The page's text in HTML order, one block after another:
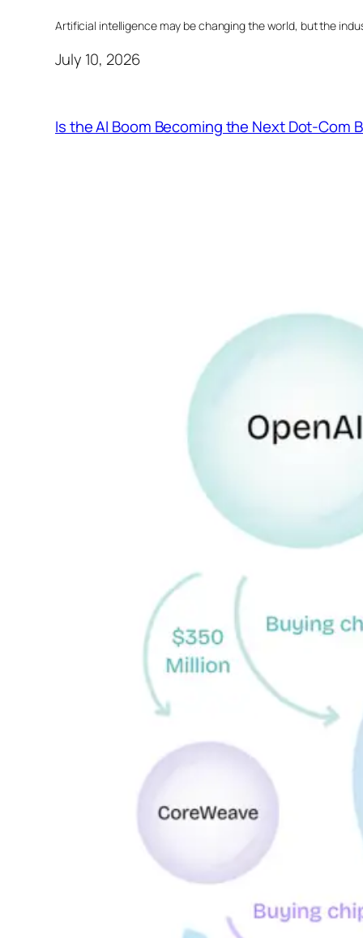
Artificial intelligence may be changing the world, but the
July 10, 2026
Is the AI Boom Becoming the Next Dot-Com